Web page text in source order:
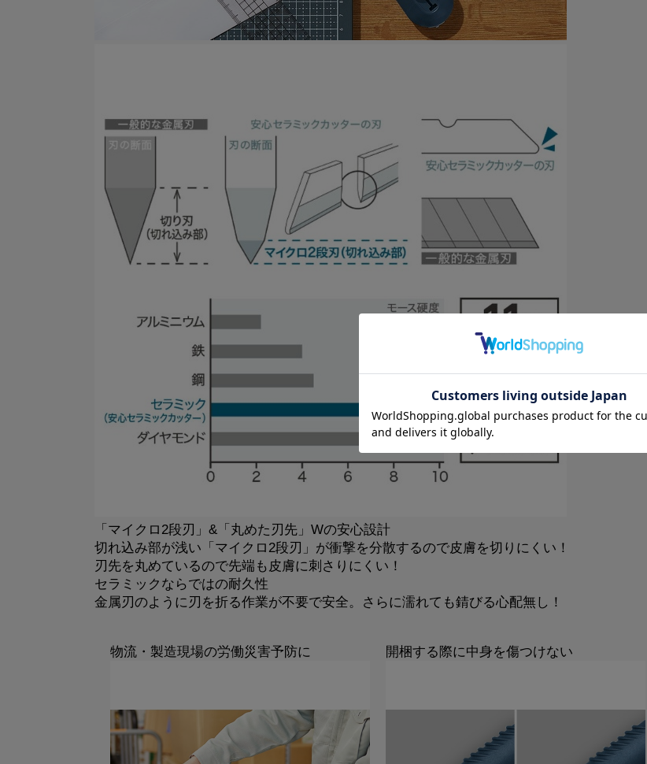
「マイクロ2段刃」&「丸めた刃先」Wの安心設計
切れ込み部が浅い「マイクロ2段刃」が衝撃を分散するので皮膚を切りにくい！
刃先を丸めているので先端も皮膚に刺さりにくい！
セラミックならではの耐久性
金属刃のように刃を折る作業が不要で安全。さらに濡れても錆びる心配無し！
物流・製造現場の労働災害予防に 開梱する際に中身を傷つけない